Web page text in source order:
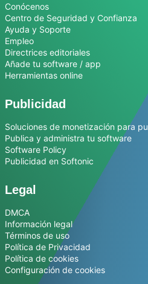
Conócenos
Centro de Seguridad y Confianza
Ayuda y Soporte
Empleo
Directrices editoriales
Añade tu software / app
Herramientas online
Publicidad
Soluciones de monetización para
Publica y administra tu software
Software Policy
Publicidad en Softonic
Legal
DMCA
Información legal
Términos de uso
Política de Privacidad
Política de cookies
Configuración de cookies